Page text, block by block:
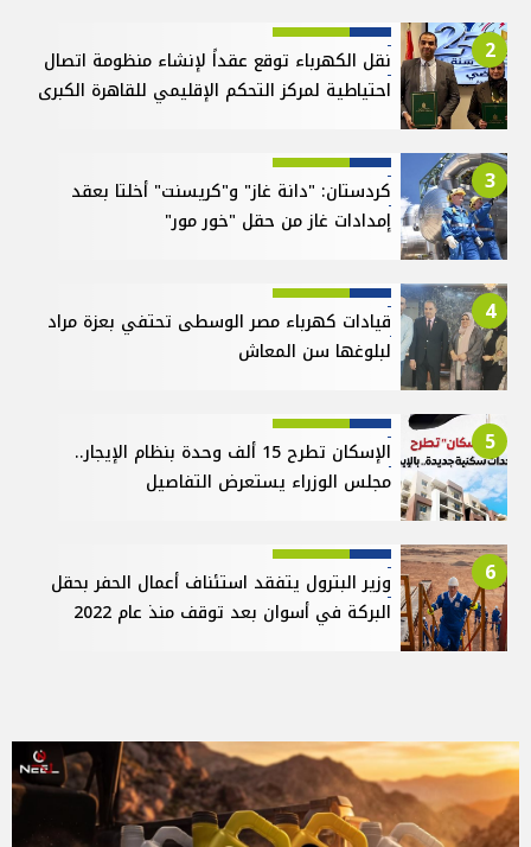
2
نقل الكهرباء توقع عقداً لإنشاء منظومة اتصال
احتياطية لمركز التحكم الإقليمي للقاهرة الكبرى
3
كردستان: "دانة غاز" و"كريسنت" أخلتا بعقد
إمدادات غاز من حقل "خور مور"
4
قيادات كهرباء مصر الوسطى تحتفي بعزة مراد
لبلوغها سن المعاش
5
الإسكان تطرح 15 ألف وحدة بنظام الإيجار..
مجلس الوزراء يستعرض التفاصيل
6
وزير البترول يتفقد استئناف أعمال الحفر بحقل
البركة في أسوان بعد توقف منذ عام 2022